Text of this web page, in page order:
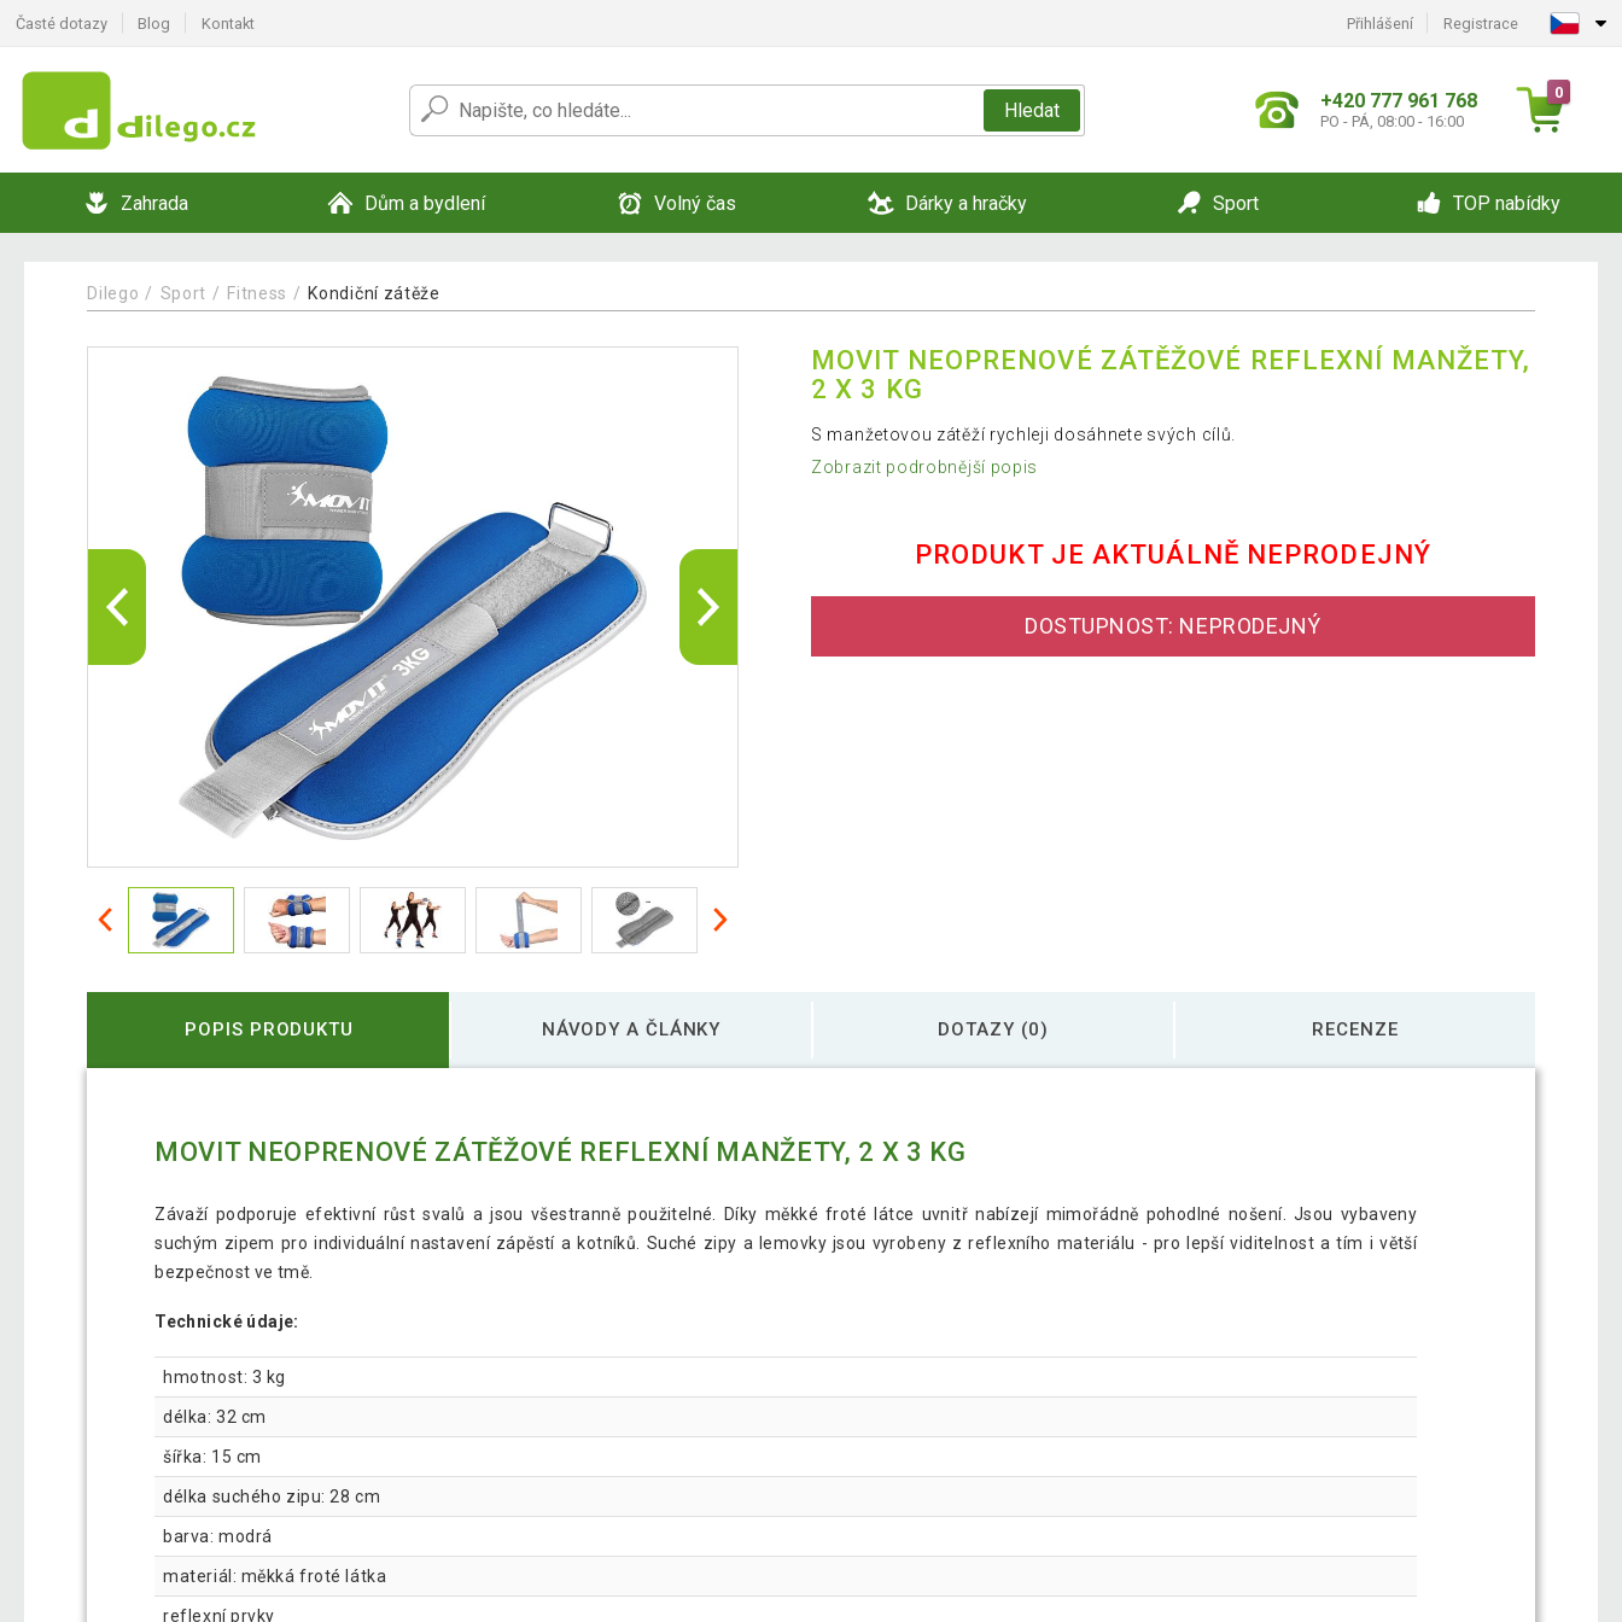
Časté dotazy Blog Kontakt Přihlášení Registrace
Hledat +420 777 961 768
PO - PÁ, 08:00 - 16:00
0
Zahrada Dům a bydlení Volný čas Dárky a hračky Sport TOP nabídky
Dilego Sport Fitness Kondiční zátěže
MOVIT NEOPRENOVÉ ZÁTĚŽOVÉ REFLEXNÍ MANŽETY,
2 X 3 KG
S manžetovou zátěží rychleji dosáhnete svých cílů.
Zobrazit podrobnější popis
PRODUKT JE AKTUÁLNĚ NEPRODEJNÝ
DOSTUPNOST: NEPRODEJNÝ
POPIS PRODUKTU NÁVODY A ČLÁNKY DOTAZY (0) RECENZE
MOVIT NEOPRENOVÉ ZÁTĚŽOVÉ REFLEXNÍ MANŽETY, 2 X 3 KG
Závaží podporuje efektivní růst svalů a jsou všestranně použitelné. Díky měkké froté látce uvnitř nabízejí mimořádně pohodlné nošení. Jsou vybaveny
suchým zipem pro individuální nastavení zápěstí a kotníků. Suché zipy a lemovky jsou vyrobeny z reflexního materiálu - pro lepší viditelnost a tím i větší
bezpečnost ve tmě.
Technické údaje:
hmotnost: 3 kg
délka: 32 cm
šířka: 15 cm
délka suchého zipu: 28 cm
barva: modrá
materiál: měkká froté látka
reflexní prvky